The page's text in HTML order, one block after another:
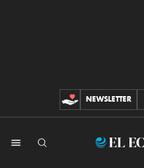
CONTRIBUCIONES
NEWSLETTER